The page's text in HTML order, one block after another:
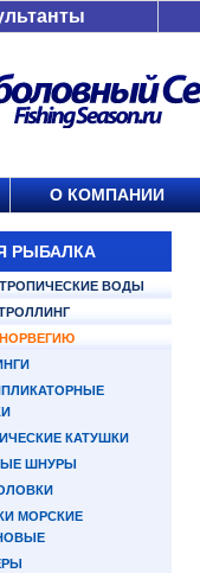
О КОМПАНИИ
РЫБАЛКА
ВОДЫ
КАТУШКИ
ШНУРЫ
МОРСКИЕ